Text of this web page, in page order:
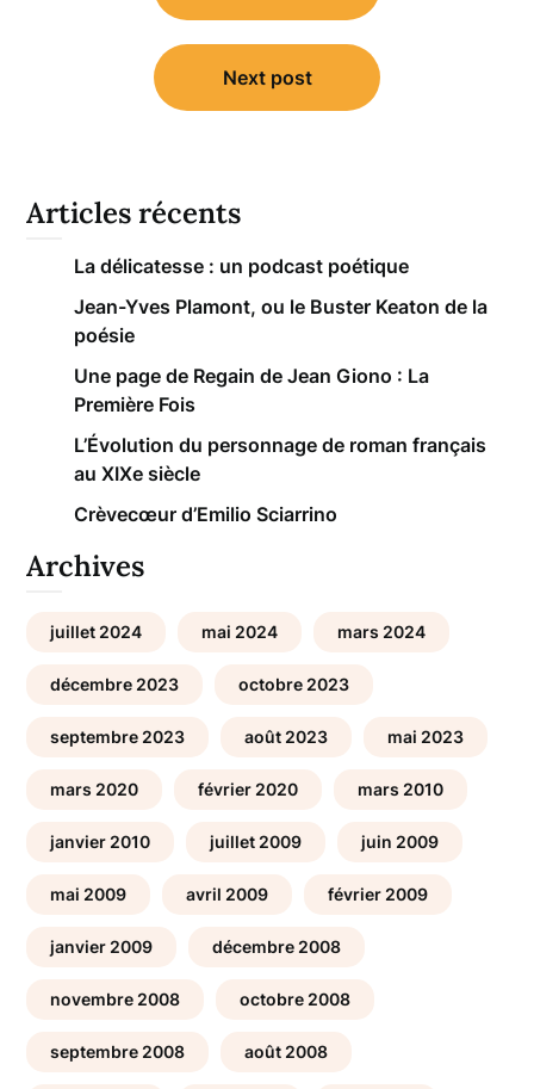
Next post
Articles récents
La délicatesse : un podcast poétique
Jean-Yves Plamont, ou le Buster Keaton de la
poésie
Une page de Regain de Jean Giono : La
Première Fois
L’Évolution du personnage de roman français
au XIXe siècle
Crèvecœur d’Emilio Sciarrino
Archives
juillet 2024 mai 2024 mars 2024
décembre 2023 octobre 2023
septembre 2023 août 2023 mai 2023
mars 2020 février 2020 mars 2010
janvier 2010 juillet 2009 juin 2009
mai 2009 avril 2009 février 2009
janvier 2009 décembre 2008
novembre 2008 octobre 2008
septembre 2008 août 2008